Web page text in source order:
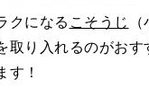
クになる こそうじ
り入れるのがお
！